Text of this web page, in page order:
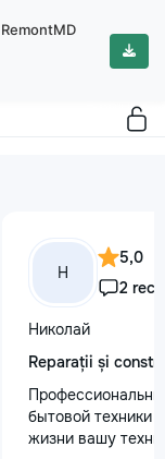
Н
5,0
2
Николай
Reparații și
бытовой техники
жизни вашу